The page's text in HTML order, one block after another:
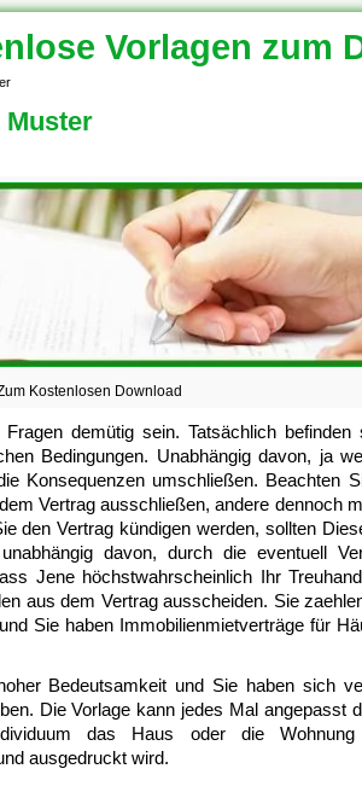
Vorlagen zum
Kostenlosen Download
demütig sein. Tatsächlich
Bedingungen. Unabhängig davon, ja
Konsequenzen umschließen. Beachten
Vertrag ausschließen, andere dennoch
den Vertrag kündigen werden, sollten
davon, durch die eventuell
Jene höchstwahrscheinlich Ihr
aus dem Vertrag ausscheiden. Sie
Sie haben Immobilienmietverträge für
Bedeutsamkeit und Sie haben sich
Die Vorlage kann jedes Mal angepasst
das Haus oder die
ausgedruckt wird.